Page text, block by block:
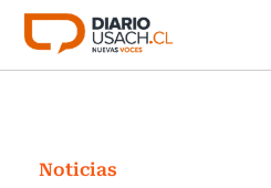
Click acá para ir directamente
Investigación
Noticias